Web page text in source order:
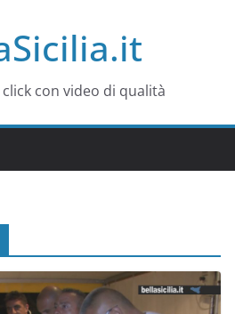
click con video di qualità